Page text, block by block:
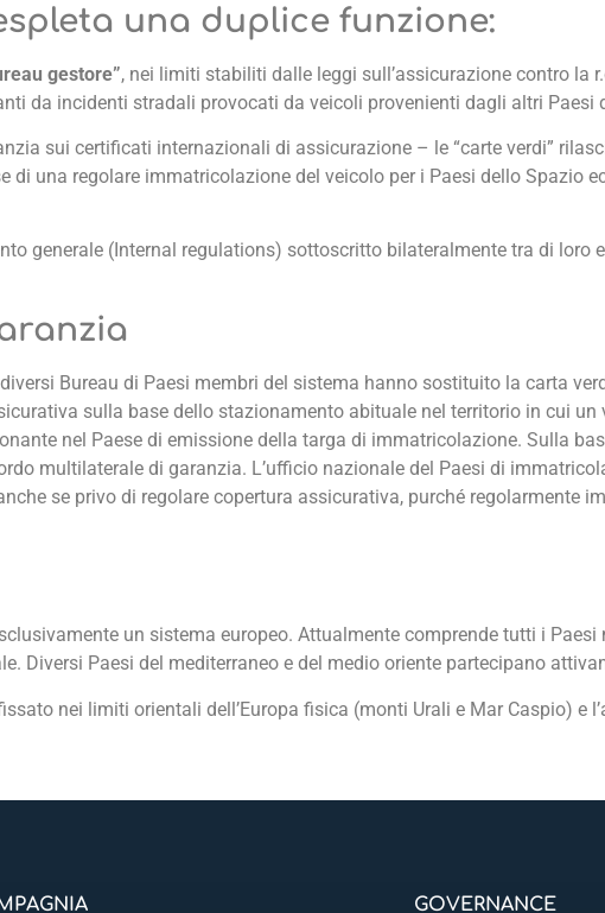
una duplice funzione:
gestore”, nei limiti stabiliti dalle leggi sull’assicurazione contro la
da incidenti stradali provocati da veicoli provenienti dagli altri Paesi
sui certificati internazionali di assicurazione – le “carte verdi”
una regolare immatricolazione del veicolo per i Paesi dello Spazio
generale (Internal regulations) sottoscritto bilateralmente tra di loro
Bureau di Paesi membri del sistema hanno sostituito la carta
sulla base dello stazionamento abituale nel territorio in cui
nel Paese di emissione della targa di immatricolazione. Sulla
multilaterale di garanzia. L’ufficio nazionale del Paesi di
se privo di regolare copertura assicurativa, purché regolarmente
un sistema europeo. Attualmente comprende tutti i
Diversi Paesi del mediterraneo e del medio oriente partecipano
nei limiti orientali dell’Europa fisica (monti Urali e Mar Caspio) e
GOVERNANCE